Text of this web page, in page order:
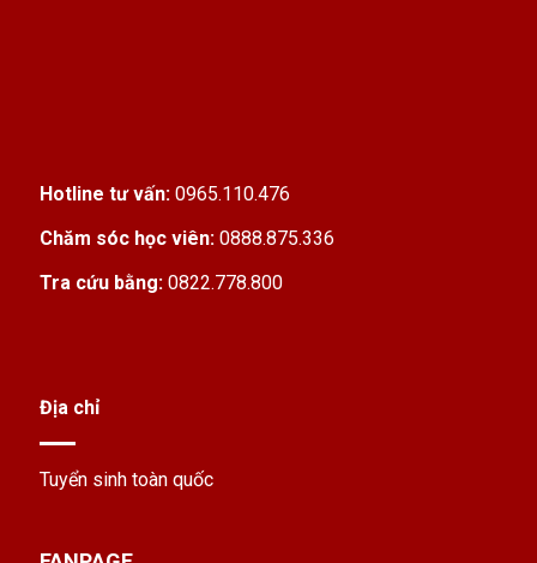
Hotline tư vấn: 0965.110.476
Chăm sóc học viên: 0888.875.336
Tra cứu bằng: 0822.778.800
Địa chỉ
Tuyển sinh toàn quốc